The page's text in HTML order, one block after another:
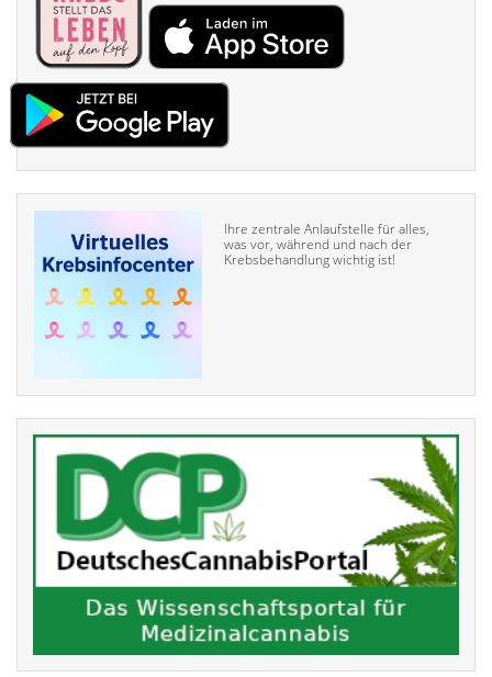
Ihre zentrale Anlaufstelle für alles,
was vor, während und nach der
Krebsbehandlung wichtig ist!